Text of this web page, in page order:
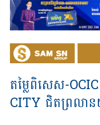
តម្លៃពិសេស-
CITY ជិតព្រលាន